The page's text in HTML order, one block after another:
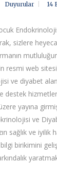
Duyurular 14
sizlere
resmi web
ve diyabet
destek
yayına
ve
sağlık ve iyilik
birikimini